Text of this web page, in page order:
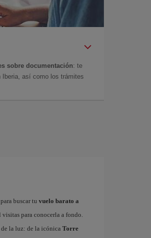
sobre documentación: te
Iberia, así como los trámites
buscar tu vuelo barato a
para conocerla a fondo.
la luz: de la icónicaTorre